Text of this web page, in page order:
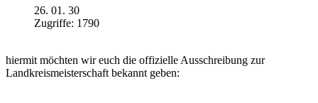
26. 01. 30
Zugriffe: 1790
hiermit möchten wir euch die offizielle Ausschreibung zur
Landkreismeisterschaft bekannt geben: